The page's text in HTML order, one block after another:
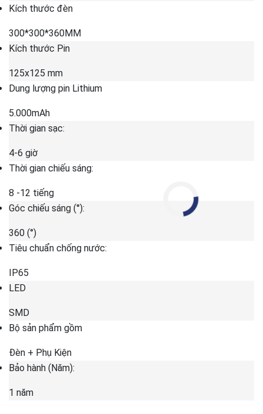
Kích thước đèn
300*300*360MM
Kích thước Pin
125x125 mm
Dung lượng pin Lithium
5.000mAh
Thời gian sạc:
4-6 giờ
Thời gian chiếu sáng:
8 -12 tiếng
Góc chiếu sáng (°):
360 (°)
Tiêu chuẩn chống nước:
IP65
LED
SMD
Bộ sản phẩm gồm
Đèn + Phụ Kiện
Bảo hành (Năm):
1 năm